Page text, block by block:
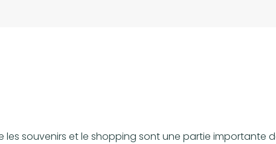
souvenirs et le shopping sont une partie importante